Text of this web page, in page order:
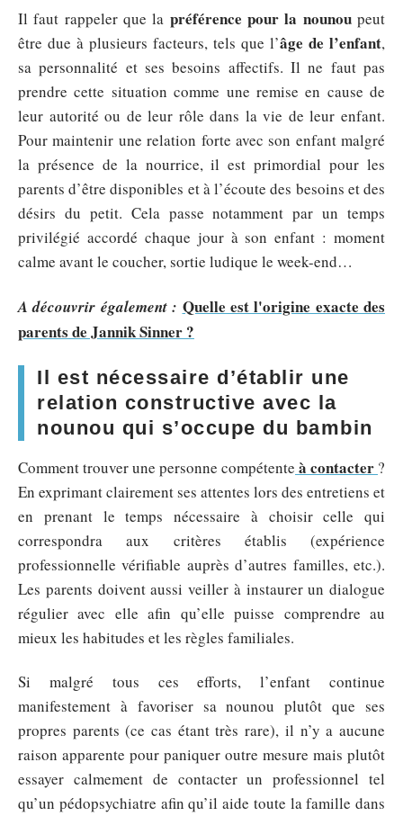
Il faut rappeler que la préférence pour la nounoupeut
être due à plusieurs facteurs, tels que l’âge de l’enfant,
sa personnalité et ses besoins affectifs. Il ne faut pas
prendre cette situation comme une remise en cause de
leur autorité ou de leur rôle dans la vie de leur enfant.
Pour maintenir une relation forte avec son enfant malgré
la présence de la nourrice, il est primordial pour les
parents d’être disponibles et à l’écoute des besoins et des
désirs du petit. Cela passe notamment par un temps
privilégié accordé chaque jour à son enfant : moment
calme avant le coucher, sortie ludique le week-end…
A découvrir également : Quelle est l'origine exacte des
parents de Jannik Sinner ?
Il est nécessaire d’établir une
relation constructive avec la
nounou qui s’occupe du bambin
Comment trouver une personne compétente à contacter ?
En exprimant clairement ses attentes lors des entretiens et
en prenant le temps nécessaire à choisir celle qui
correspondra aux critères établis (expérience
professionnelle vérifiable auprès d’autres familles, etc.).
Les parents doivent aussi veiller à instaurer un dialogue
régulier avec elle afin qu’elle puisse comprendre au
mieux les habitudes et les règles familiales.
Si malgré tous ces efforts, l’enfant continue
manifestement à favoriser sa nounou plutôt que ses
propres parents (ce cas étant très rare), il n’y a aucune
raison apparente pour paniquer outre mesure mais plutôt
essayer calmement de contacter un professionnel tel
qu’un pédopsychiatre afin qu’il aide toute la famille dans